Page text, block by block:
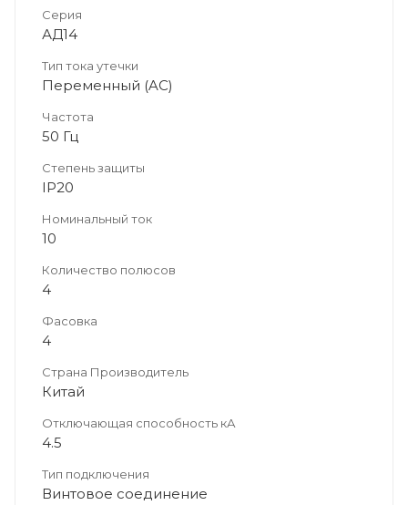
Серия
АД14
Тип тока утечки
Переменный (AC)
Частота
50 Гц
Степень защиты
IP20
Номинальный ток
10
Количество полюсов
4
Фасовка
4
Страна Производитель
Китай
Отключающая способность кА
4.5
Тип подключения
Винтовое соединение